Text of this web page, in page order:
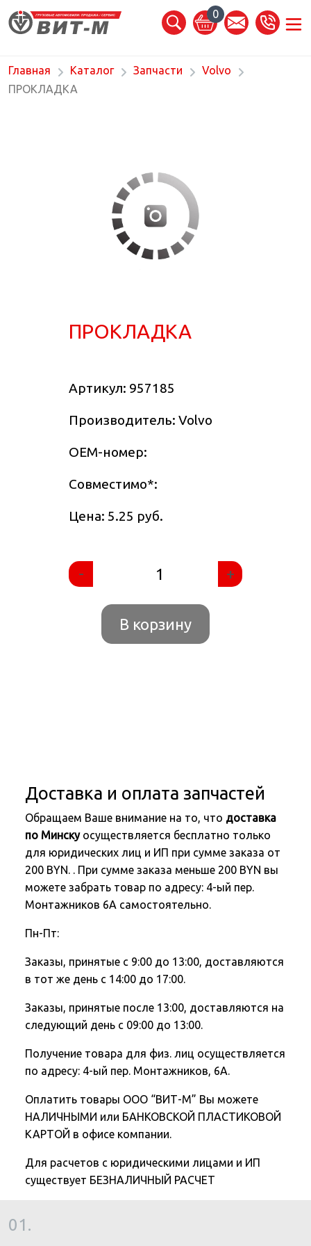
0
Главная Каталог Запчасти
Volvo
ПРОКЛАДКА
ПРОКЛАДКА
Артикул: 957185
Производитель: Volvo
OEM-номер:
Совместимо*:
Цена: 5.25 руб.
- +
В корзину
Доставка и оплата запчастей
Обращаем Ваше внимание на то, что доставка
по Минскуосуществляется бесплатно только
для юридических лиц и ИП при сумме заказа от
200 BYN. . При сумме заказа меньше 200 BYN вы
можете забрать товар по адресу: 4-ый пер.
Монтажников 6А самостоятельно.
Пн-Пт:
Заказы, принятые с 9:00 до 13:00, доставляются
в тот же день с 14:00 до 17:00.
Заказы, принятые после 13:00, доставляются на
следующий день с 09:00 до 13:00.
Получение товара для физ. лиц осуществляется
по адресу: 4-ый пер. Монтажников, 6А.
Оплатить товары ООО “ВИТ-М” Вы можете
НАЛИЧНЫМИ или БАНКОВСКОЙ ПЛАСТИКОВОЙ
КАРТОЙ в офисе компании.
Для расчетов с юридическими лицами и ИП
существует БЕЗНАЛИЧНЫЙ РАСЧЕТ
01.